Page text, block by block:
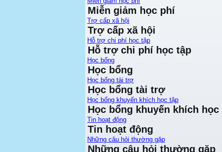
Miễn giảm học phí
Trợ cấp xã hội
Trợ cấp xã hội
Hỗ trợ chi phí học tập
Hỗ trợ chi phí học tập
Học bổng
Học bổng
Học bổng tài trợ
Học bổng tài trợ
Học bổng khuyến khích học tập
Học bổng khuyến khích học
Tin hoạt động
Tin hoạt động
Những câu hỏi thường gặp
Những câu hỏi thường gặp